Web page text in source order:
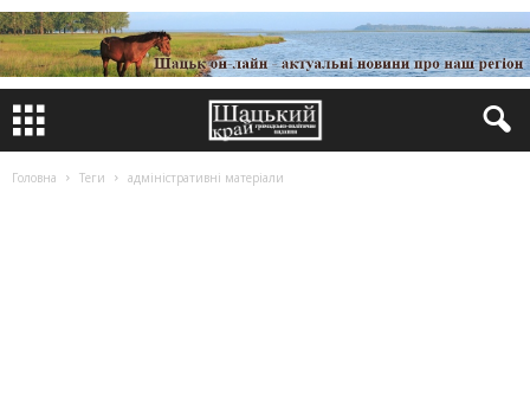
Головна Теги адміністративні матеріали